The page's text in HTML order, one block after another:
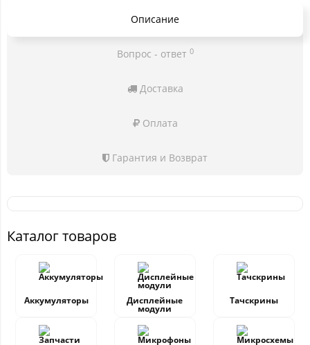
Описание
Вопрос - ответ 0
Доставка
Оплата
Гарантия и Возврат
Каталог товаров
Аккумуляторы Дисплейные
модули
Тачскрины